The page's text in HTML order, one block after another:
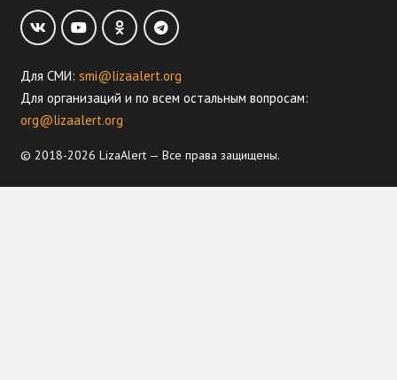
Для СМИ: smi@lizaalert.org
Для организаций и по всем остальным вопросам:
org@lizaalert.org
© 2018-2026 LizaAlert — Все права защищены.